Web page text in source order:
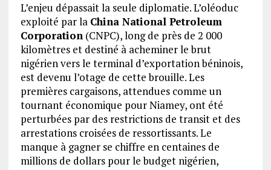
L’enjeu dépassait la seule diplomatie. L’oléoduc
exploité par la China National Petroleum
Corporation(CNPC), long de près de 2 000
kilomètres et destiné à acheminer le brut
nigérien vers le terminal d’exportation béninois,
est devenu l’otage de cette brouille. Les
premières cargaisons, attendues comme un
tournant économique pour Niamey, ont été
perturbées par des restrictions de transit et des
arrestations croisées de ressortissants. Le
manque à gagner se chiffre en centaines de
millions de dollars pour le budget nigérien,